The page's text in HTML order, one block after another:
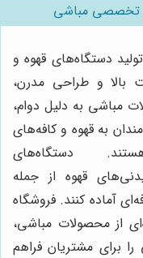
تخصصی مباشی
دستگاه‌های قهوه و
بالا و طراحی مدرن،
مباشی به دلیل دوام،
به قهوه و کافه‌های
دستگاه‌های
قهوه از جمله
آماده کنند. فروشگاه
از محصولات مباشی،
برای مشتریان فراهم